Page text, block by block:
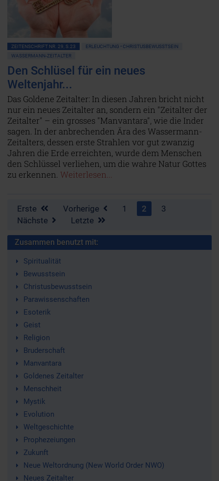
ZEITENSCHRIFT NR. 29, S.23
ERLEUCHTUNG • CHRISTUSBEWUSSTSEIN
WASSERMANN-ZEITALTER
Den Schlüsel für ein neues
Weltenjahr...
Das Goldene Zeitalter: In diesen Jahren bricht nicht
nur ein neues Zeitalter an, sondern ein "Zeitalter der
Zeitalter" – ein grosses "Manvantara", wie die Inder
sagen. In der anbrechenden Ära des Wassermann-
Zeitalters, dessen erste Strahlen vor gut zwanzig
Jahren die Erde erreichten, wurde dem Menschen
den Schlüssel verliehen, um die wahre Natur Gottes
zu erkennen. Weiterlesen...
Erste Vorherige 1 2
3
Nächste
Letzte
Zusammen benutzt mit:
Spiritualität
Bewusstsein
Christusbewusstsein
Parawissenschaften
Esoterik
Geist
Religion
Bruderschaft
Manvantara
Goldenes Zeitalter
Menschheit
Mystik
Evolution
Weltgeschichte
Prophezeiungen
Zukunft
Neue Weltordnung (New World Order NWO)
Neues Zeitalter